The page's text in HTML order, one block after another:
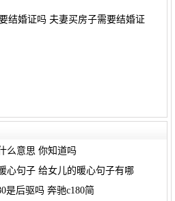
结婚证吗 夫妻买房子需要结婚证
么意思 你知道吗
心句子 给女儿的暖心句子有哪
是后驱吗 奔驰c180简